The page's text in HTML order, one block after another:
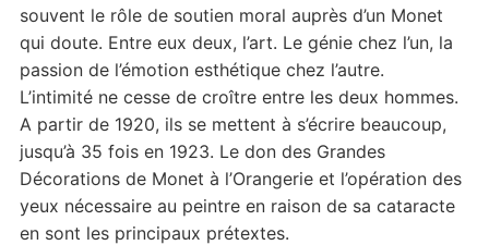
souvent le rôle de soutien moral auprès d’un Monet
qui doute. Entre eux deux, l’art. Le génie chez l’un, la
passion de l’émotion esthétique chez l’autre.
L’intimité ne cesse de croître entre les deux hommes.
A partir de 1920, ils se mettent à s’écrire beaucoup,
jusqu’à 35 fois en 1923. Le don des Grandes
Décorations de Monet à l’Orangerie et l’opération des
yeux nécessaire au peintre en raison de sa cataracte
en sont les principaux prétextes.